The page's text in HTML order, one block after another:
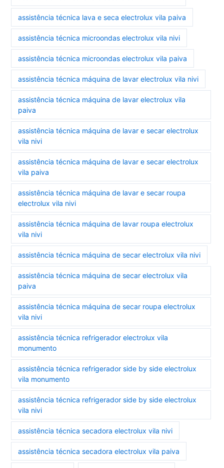
assistência técnica lava e seca electrolux vila paiva
assistência técnica microondas electrolux vila nivi
assistência técnica microondas electrolux vila paiva
assistência técnica máquina de lavar electrolux vila nivi
assistência técnica máquina de lavar electrolux vila
paiva
assistência técnica máquina de lavar e secar electrolux
vila nivi
assistência técnica máquina de lavar e secar electrolux
vila paiva
assistência técnica máquina de lavar e secar roupa
electrolux vila nivi
assistência técnica máquina de lavar roupa electrolux
vila nivi
assistência técnica máquina de secar electrolux vila nivi
assistência técnica máquina de secar electrolux vila
paiva
assistência técnica máquina de secar roupa electrolux
vila nivi
assistência técnica refrigerador electrolux vila
monumento
assistência técnica refrigerador side by side electrolux
vila monumento
assistência técnica refrigerador side by side electrolux
vila nivi
assistência técnica secadora electrolux vila nivi
assistência técnica secadora electrolux vila paiva